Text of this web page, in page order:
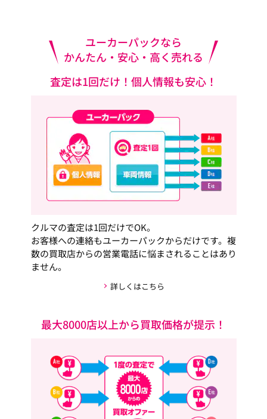
ユーカーパックなら
かんたん・安心・高く売れる
査定は1回だけ！個人情報も安心！
クルマの査定は1回だけでOK。
お客様への連絡もユーカーパックからだけです。複
数の買取店からの営業電話に悩まされることはあり
ません。
詳しくはこちら
最大8000店以上から買取価格が提示！